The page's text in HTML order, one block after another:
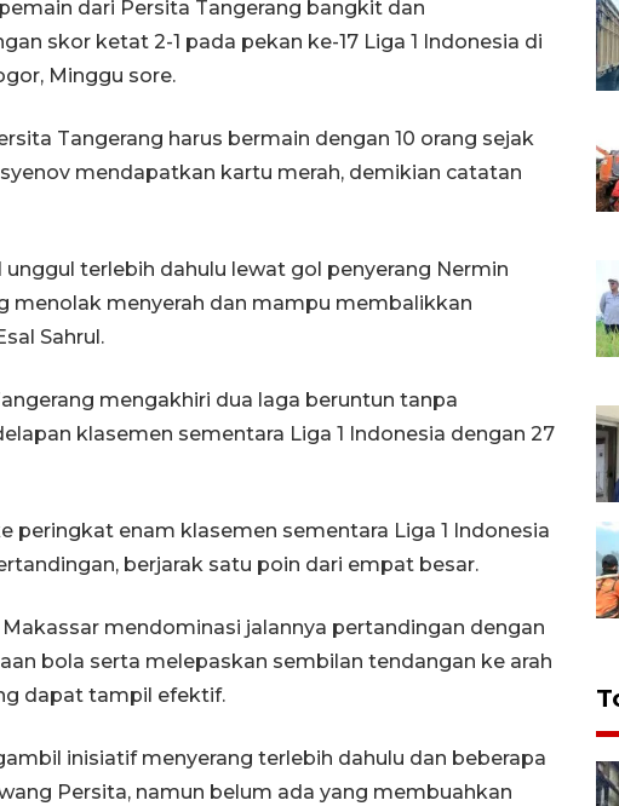
dari Persita Tangerang bangkit dan
skor ketat 2-1 pada pekan ke-17 Liga 1 Indonesia di
Minggu sore.
Tangerang harus bermain dengan 10 orang sejak
mendapatkan kartu merah, demikian catatan
terlebih dahulu lewat gol penyerang Nermin
menolak menyerah dan mampu membalikkan
Sahrul.
mengakhiri dua laga beruntun tanpa
klasemen sementara Liga 1 Indonesia dengan 27
peringkat enam klasemen sementara Liga 1 Indonesia
berjarak satu poin dari empat besar.
mendominasi jalannya pertandingan dengan
bola serta melepaskan sembilan tendangan ke arah
dapat tampil efektif.
inisiatif menyerang terlebih dahulu dan beberapa
Persita, namun belum ada yang membuahkan